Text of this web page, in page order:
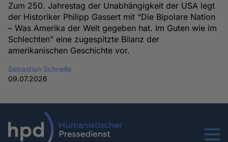
Zum 250. Jahrestag der Unabhängigkeit der USA legt
der Historiker Philipp Gassert mit “Die Bipolare Nation
– Was Amerika der Welt gegeben hat. Im Guten wie im
Schlechten” eine zugespitzte Bilanz der
amerikanischen Geschichte vor.
Sebastian Schnelle
09.07.2026
Menu